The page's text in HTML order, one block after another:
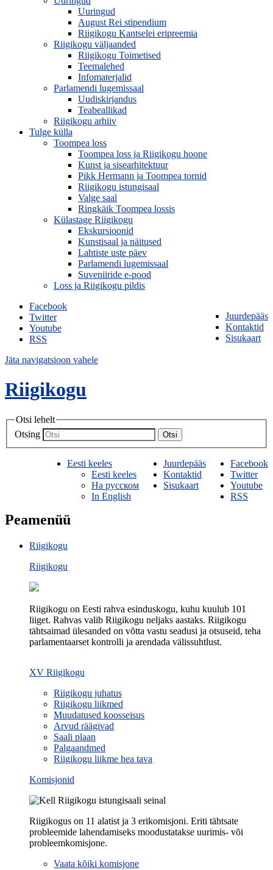
Uuringud
August Rei stipendium
Riigikogu Kantselei eripreemia
Riigikogu väljaanded
Riigikogu Toimetised
Teemalehed
Infomaterjalid
Parlamendi lugemissaal
Uudiskirjandus
Teabeallikad
Riigikogu arhiiv
Tulge külla
Toompea loss
Toompea loss ja Riigikogu hoone
Kunst ja sisearhitektuur
Pikk Hermann ja Toompea tornid
Riigikogu istungisaal
Valge saal
Ringkäik Toompea lossis
Külastage Riigikogu
Ekskursioonid
Kunstisaal ja näitused
Lahtiste uste päev
Parlamendi lugemissaal
Suveniiride e-pood
Loss ja Riigikogu pildis
Juurdepääs
Kontaktid
Sisukaart
Facebook
Twitter
Youtube
RSS
Jäta navigatsioon vahele
Riigikogu
Otsi lehelt
Otsing
Otsi
Facebook
Twitter
Youtube
RSS
Juurdepääs
Kontaktid
Sisukaart
Eesti keeles
Eesti keeles
На русском
In English
Peamenüü
Riigikogu
Riigikogu
Riigikogu on Eesti rahva esinduskogu, kuhu kuulub 101
liiget. Rahvas valib Riigikogu neljaks aastaks. Riigikogu
tähtsaimad ülesanded on võtta vastu seadusi ja otsuseid, teha
parlamentaarset kontrolli ja arendada välissuhtlust.
XV Riigikogu
Riigikogu juhatus
Riigikogu liikmed
Muudatused koosseisus
Arvud räägivad
Saali plaan
Palgaandmed
Riigikogu liikme hea tava
Komisjonid
Riigikogus on 11 alatist ja 3 erikomisjoni. Eriti tähtsate
probleemide lahendamiseks moodustatakse uurimis- või
probleemkomisjone.
Vaata kõiki komisjone